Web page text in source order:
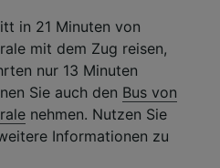
in 21 Minuten von
mit dem Zug reisen,
nur 13 Minuten
Sie auch den Bus von
nehmen. Nutzen Sie
Informationen zu